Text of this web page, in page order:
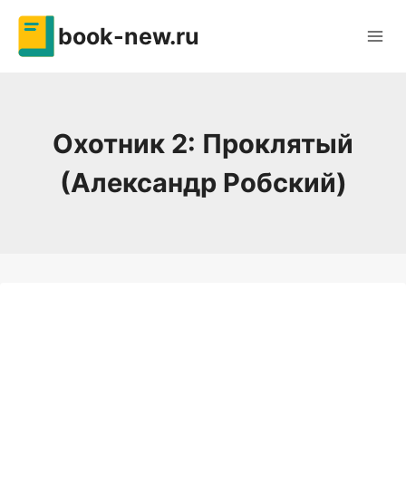
Перейти
содержимому
book-new.ru
Охотник 2: Проклятый
(Александр Робский)